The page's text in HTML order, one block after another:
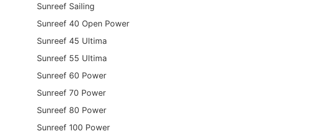
Sunreef Sailing
Sunreef 40 Open Power
Sunreef 45 Ultima
Sunreef 55 Ultima
Sunreef 60 Power
Sunreef 70 Power
Sunreef 80 Power
Sunreef 100 Power